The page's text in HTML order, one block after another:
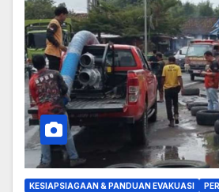
KESIAPSIAGAAN & PANDUAN EVAKUASI